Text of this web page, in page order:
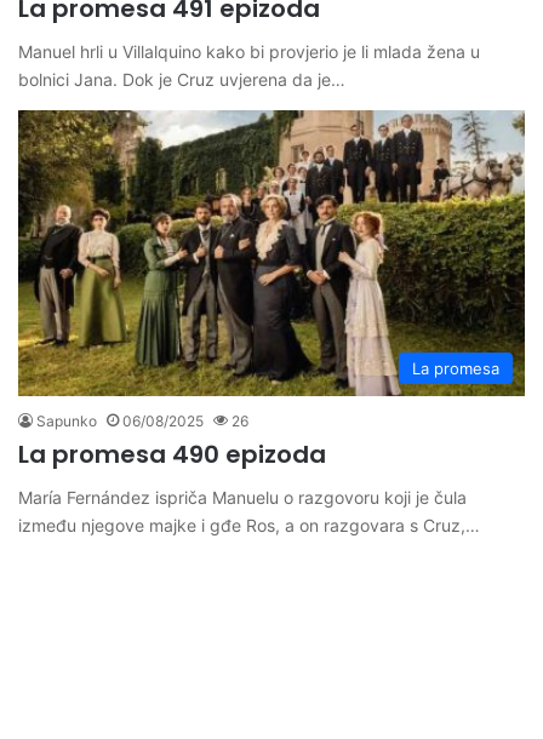
La promesa 491 epizoda
Manuel hrli u Villalquino kako bi provjerio je li mlada žena u
bolnici Jana. Dok je Cruz uvjerena da je…
La promesa
Sapunko 06/08/2025 26
La promesa 490 epizoda
María Fernández ispriča Manuelu o razgovoru koji je čula
između njegove majke i gđe Ros, a on razgovara s Cruz,…